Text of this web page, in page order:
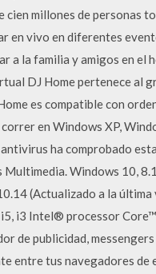
cien millones de
en vivo en diferentes
a la familia y amigos en
DJ Home pertenece al
es compatible con
en Windows XP,
ha comprobado
Windows 10,
(Actualizado a la
i3 Intel® processor
de publicidad,
entre tus navegadores